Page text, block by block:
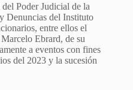
Poder Judicial de la
Denuncias del Instituto
entre ellos el
Ebrard, de su
a eventos con fines
del 2023 y la sucesión